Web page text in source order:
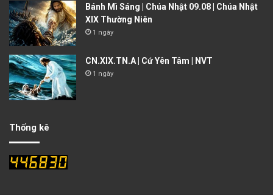
Bánh Mì Sáng | Chúa Nhật 09.08 | Chúa Nhật
XIX Thường Niên
1 ngày
CN.XIX.TN.A | Cứ Yên Tâm | NVT
1 ngày
Thống kê